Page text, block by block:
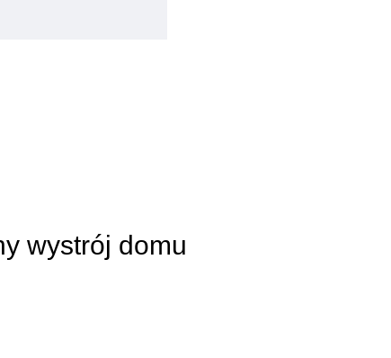
wystrój domu